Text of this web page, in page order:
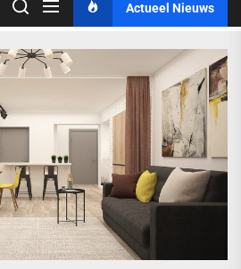
Actueel Nieuws